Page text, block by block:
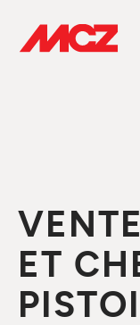
ET